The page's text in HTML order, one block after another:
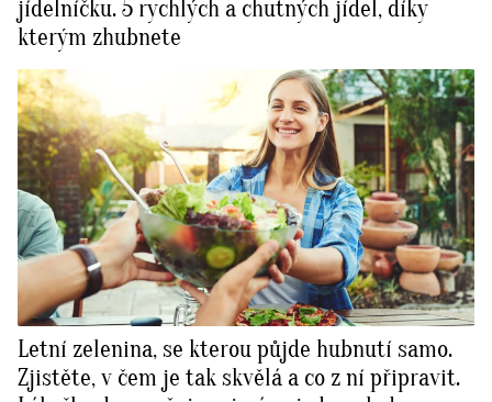
jídelníčku. 5 rychlých a chutných jídel, díky
kterým zhubnete
Letní zelenina, se kterou půjde hubnutí samo.
Zjistěte, v čem je tak skvělá a co z ní připravit.